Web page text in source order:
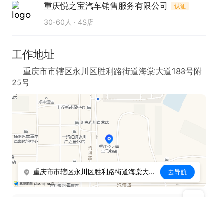
重庆悦之宝汽车销售服务有限公司 认证
30-60人 4S店
工作地址
重庆市市辖区永川区胜利路街道海棠大道188号附
25号
重庆市市辖区永川区胜利路街道海棠大道188号附25号 去导航